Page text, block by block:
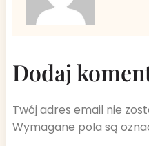
Dodaj
Twój adres email nie
Wymagane pola są